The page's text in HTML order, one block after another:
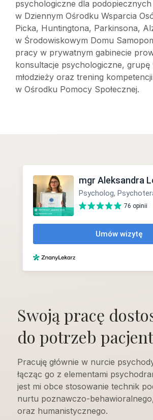
psychologiczne dla
w Dziennym Ośrodku Wsparcia
Picka, Huntingtona, Parkinsona,
w Środowiskowym Domu
pracy w prywatnym gabinecie
konsultacje psychologiczne, grupę
młodzieży oraz trening
w Ośrodku Pomocy Społecznej.
Swoją pracę
do potrzeb
Pracuję głównie w nurcie
łącząc go z elementami
jest mi obce stosowanie technik
nurtu poznawczo-
oraz humanistycznego.